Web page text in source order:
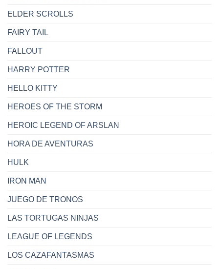
ELDER SCROLLS
FAIRY TAIL
FALLOUT
HARRY POTTER
HELLO KITTY
HEROES OF THE STORM
HEROIC LEGEND OF ARSLAN
HORA DE AVENTURAS
HULK
IRON MAN
JUEGO DE TRONOS
LAS TORTUGAS NINJAS
LEAGUE OF LEGENDS
LOS CAZAFANTASMAS